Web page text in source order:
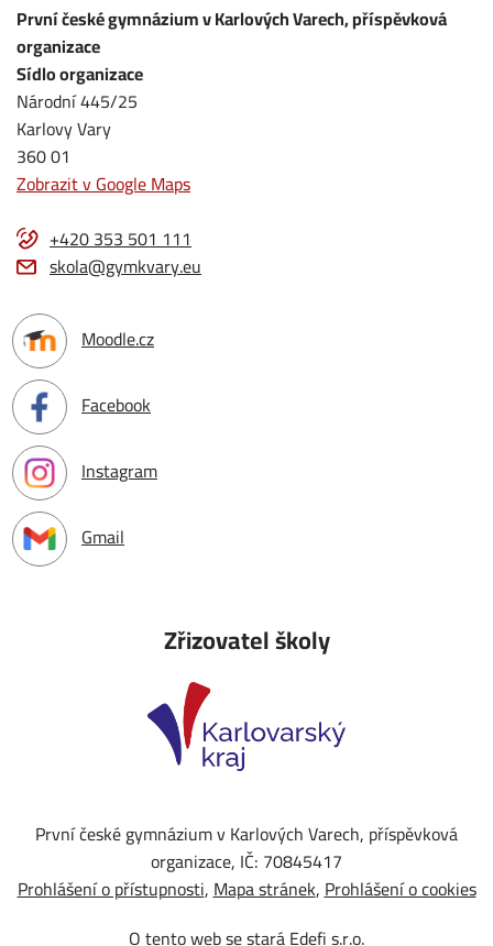
První české gymnázium v Karlových Varech, příspěvková
organizace
Sídlo organizace
Národní 445/25
Karlovy Vary
360 01
Zobrazit v Google Maps
+420 353 501 111
skola@gymkvary.eu
Moodle.cz
Facebook
Instagram
Gmail
Zřizovatel školy
První české gymnázium v Karlových Varech, příspěvková
organizace, IČ: 70845417
Prohlášení o přístupnosti Mapa stránek Prohlášení o cookies
O tento web se staráEdefi s.r.o.